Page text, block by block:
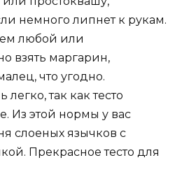
немного липнет к рукам.
любой или
взять маргарин,
что угодно.
легко, так как тесто
Из этой нормы у вас
слоеных язычков с
Прекрасное тесто для